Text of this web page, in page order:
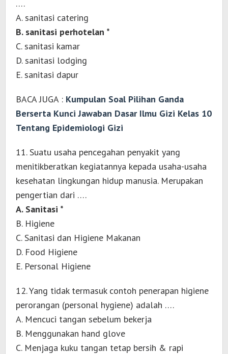
….
A. sanitasi catering
B. sanitasi perhotelan *
C. sanitasi kamar
D. sanitasi lodging
E. sanitasi dapur
BACA JUGA : Kumpulan Soal Pilihan Ganda
Berserta Kunci Jawaban Dasar Ilmu Gizi Kelas 10
Tentang Epidemiologi Gizi
11. Suatu usaha pencegahan penyakit yang
menitikberatkan kegiatannya kepada usaha-usaha
kesehatan lingkungan hidup manusia. Merupakan
pengertian dari ….
A. Sanitasi *
B. Higiene
C. Sanitasi dan Higiene Makanan
D. Food Higiene
E. Personal Higiene
12. Yang tidak termasuk contoh penerapan higiene
perorangan (personal hygiene) adalah ….
A. Mencuci tangan sebelum bekerja
B. Menggunakan hand glove
C. Menjaga kuku tangan tetap bersih & rapi